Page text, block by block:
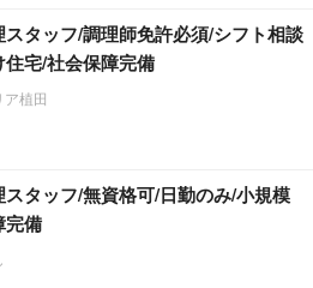
スタッフ/調理師免許必須/シフト相談
宅/社会保障完備
植田
スタッフ/無資格可/日勤のみ/小規模
完備